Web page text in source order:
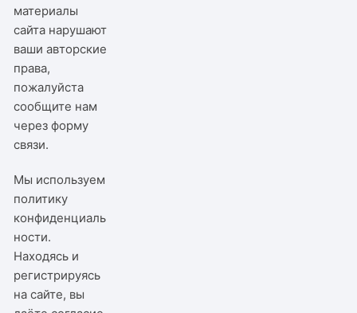
материалы
сайта нарушают
ваши авторские
права,
пожалуйста
сообщите нам
черезформу
связи.
Мы используем
политику
конфиденциаль
ности.
Находясь и
регистрируясь
на сайте, вы